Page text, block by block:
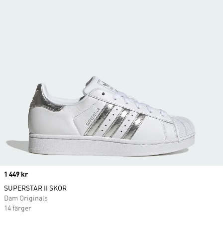
Price
1 449 kr
SUPERSTAR II SKOR
Dam Originals
14 färger